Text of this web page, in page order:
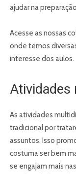
ajudar na
Acesse as nossas
onde temos
interesse dos aulos.
Atividades
As atividades
tradicional por
assuntos. Isso
costuma ser bem
se engajam mais